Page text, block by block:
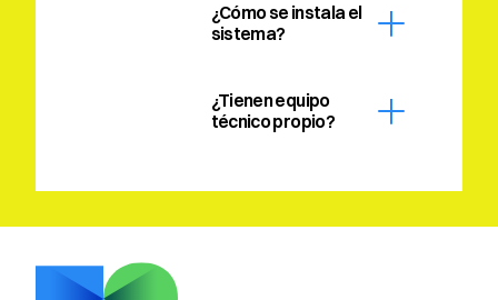
¿Cómo se instala el
sistema?
¿Tienen equipo
técnico propio?